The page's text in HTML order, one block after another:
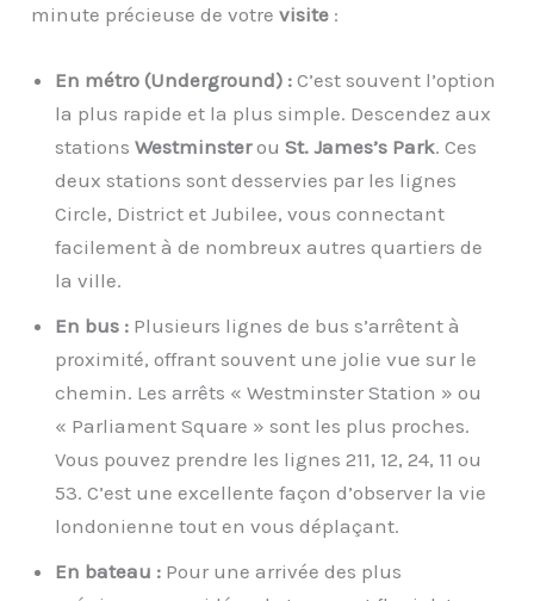
minute précieuse de votrevisite :
En métro (Underground) : C’est souvent l’option
la plus rapide et la plus simple. Descendez aux
stationsWestminsterouSt. James’s Park. Ces
deux stations sont desservies par les lignes
Circle, District et Jubilee, vous connectant
facilement à de nombreux autres quartiers de
la ville.
En bus : Plusieurs lignes de bus s’arrêtent à
proximité, offrant souvent une jolie vue sur le
chemin. Les arrêts « Westminster Station » ou
« Parliament Square » sont les plus proches.
Vous pouvez prendre les lignes 211, 12, 24, 11 ou
53. C’est une excellente façon d’observer la vie
londonienne tout en vous déplaçant.
En bateau : Pour une arrivée des plus